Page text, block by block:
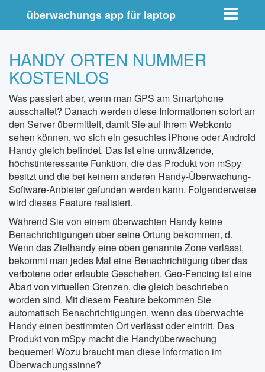
Toggle
überwachungs app für laptop
HANDY ORTEN NUMMER
KOSTENLOS
Was passiert aber, wenn man GPS am Smartphone
ausschaltet? Danach werden diese Informationen sofort an
den Server übermittelt, damit Sie auf Ihrem Webkonto
sehen können, wo sich ein gesuchtes iPhone oder Android
Handy gleich befindet. Das ist eine umwälzende,
höchstinteressante Funktion, die das Produkt von mSpy
besitzt und die bei keinem anderen Handy-Überwachung-
Software-Anbieter gefunden werden kann. Folgenderweise
wird dieses Feature realisiert.
Während Sie von einem überwachten Handy keine
Benachrichtigungen über seine Ortung bekommen, d.
Wenn das Zielhandy eine oben genannte Zone verlässt,
bekommt man jedes Mal eine Benachrichtigung über das
verbotene oder erlaubte Geschehen. Geo-Fencing ist eine
Abart von virtuellen Grenzen, die gleich beschrieben
worden sind. Mit diesem Feature bekommen Sie
automatisch Benachrichtigungen, wenn das überwachte
Handy einen bestimmten Ort verlässt oder eintritt. Das
Produkt von mSpy macht die Handyüberwachung
bequemer! Wozu braucht man diese Information im
Überwachungssinne?